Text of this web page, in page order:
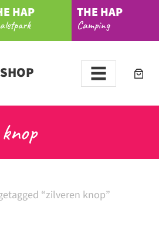
HAP THE HAP
Camping
“zilveren knop”